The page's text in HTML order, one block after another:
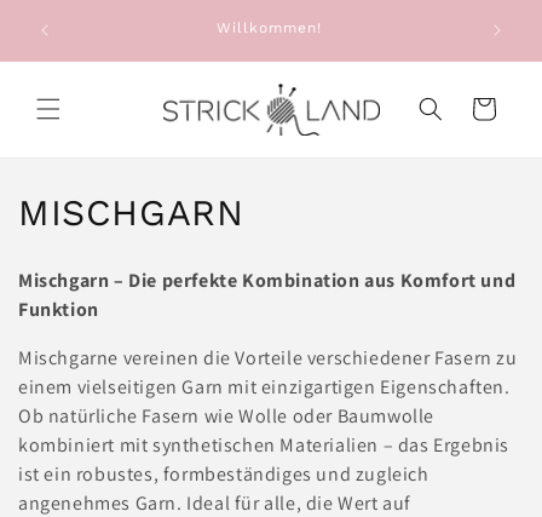
Inhalt
Willkommen! Sie
Warenkorb
K
t
e
g
o
r
MISCHGARN
Mischgarn – Die perfekte Kombination aus Komfort und
Funktion
Mischgarne vereinen die Vorteile verschiedener Fasern zu
einem vielseitigen Garn mit einzigartigen Eigenschaften.
Ob natürliche Fasern wie Wolle oder Baumwolle
kombiniert mit synthetischen Materialien – das Ergebnis
ist ein robustes, formbeständiges und zugleich
angenehmes Garn. Ideal für alle, die Wert auf